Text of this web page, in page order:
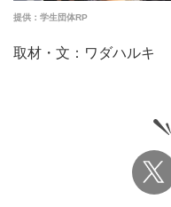
提供：学生団体RP
取材・文：ワダハルキ